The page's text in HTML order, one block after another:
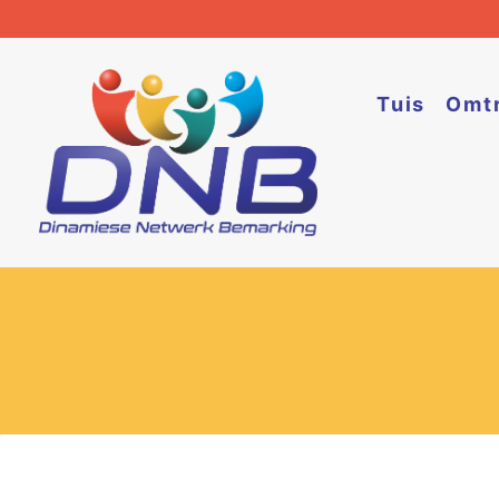
to
Tuis